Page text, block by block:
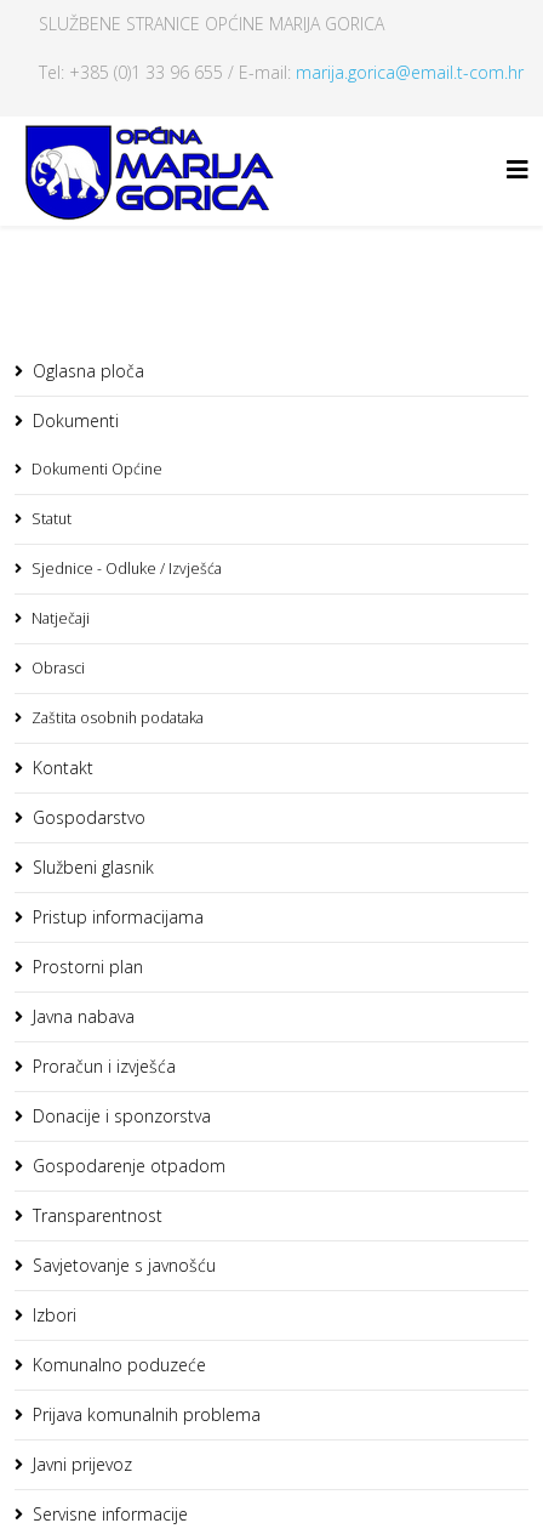
SLUŽBENE STRANICE OPĆINE MARIJA GORICA
Tel: +385 (0)1 33 96 655 / E-mail: marija.gorica@email.t-com.hr
Oglasna ploča
Dokumenti
Dokumenti Općine
Statut
Sjednice - Odluke / Izvješća
Natječaji
Obrasci
Zaštita osobnih podataka
Kontakt
Gospodarstvo
Službeni glasnik
Pristup informacijama
Prostorni plan
Javna nabava
Proračun i izvješća
Donacije i sponzorstva
Gospodarenje otpadom
Transparentnost
Savjetovanje s javnošću
Izbori
Komunalno poduzeće
Prijava komunalnih problema
Javni prijevoz
Servisne informacije